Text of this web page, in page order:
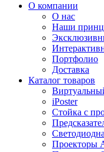
О компании
О нас
Наши
Портфолио
Доставка
Каталог товаров
iPoster
Стойка с
Проекторы